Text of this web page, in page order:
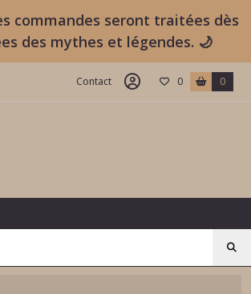
commandes seront traitées dès
des mythes et légendes. 🌙
Contact 0 0